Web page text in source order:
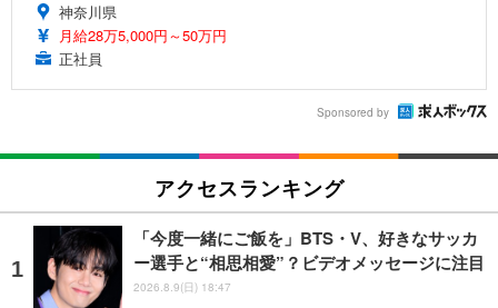
神奈川県
月給28万5,000円～50万円
正社員
Sponsored by
アクセスランキング
「今度一緒にご飯を」BTS・V、好きなサッカ
ー選手と“相思相愛”？ビデオメッセージに注目
2026.8.9(日) 18:47